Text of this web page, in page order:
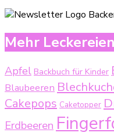
Mehr Leckereien
Apfel Backbuch für Kinder
Blaubeeren
Cakepops Caketopper
Erdbeeren